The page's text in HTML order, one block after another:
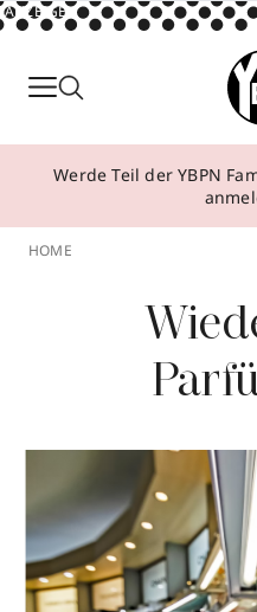
ANZEIGE
Parfum
Make-up
Behandlungen
Über YBPN
Aktionen
Werde Teil der YBPN
HOME